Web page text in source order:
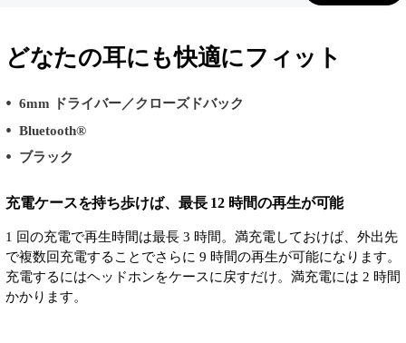
どなたの耳にも快適にフィット
6mm ドライバー／クローズドバック
Bluetooth®
ブラック
充電ケースを持ち歩けば、最長 12 時間の再生が可能
1 回の充電で再生時間は最長 3 時間。満充電しておけば、外出先
で複数回充電することでさらに 9 時間の再生が可能になります。
充電するにはヘッドホンをケースに戻すだけ。満充電には 2 時間
かかります。